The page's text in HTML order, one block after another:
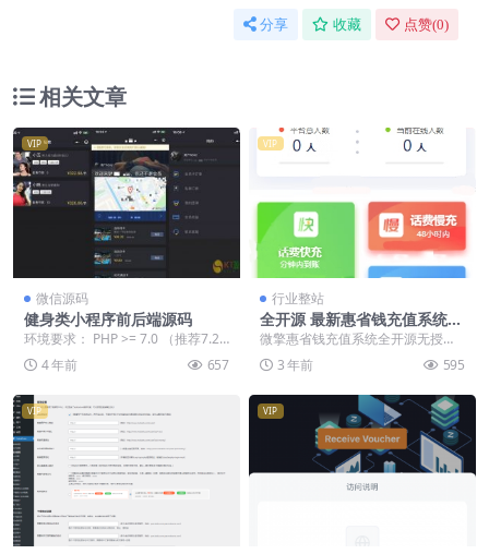
分享 收藏 点赞(0)
相关文章
VIP
微信源码
健身类小程序前后端源码
环境要求： PHP >= 7.0 （推荐7.2
+） Laravel 5.6...
4 年前 657
VIP
行业整站
全开源 最新惠省钱充值系统微
擎源码 微擎模块 便民充话费
功能模块
微擎惠省钱充值系统全开源无授
权，本套系统带两个前端页面，结
合了老款的，前端页面可...
3 年前 595
VIP VIP